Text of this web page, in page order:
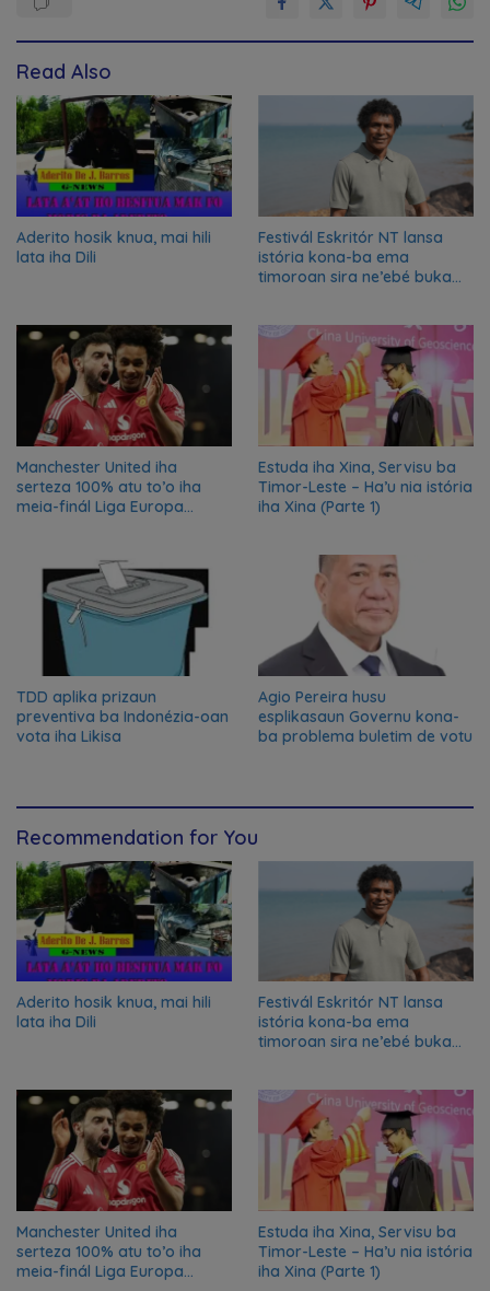
Read Also
Aderito hosik knua, mai hili
lata iha Dili
Festivál Eskritór NT lansa
istória kona-ba ema
timoroan sira ne’ebé buka
Manchester United iha
serteza 100% atu to’o iha
meia-finál Liga Europa
Estuda iha Xina, Servisu ba
Timor-Leste – Ha’u nia istória
iha Xina (Parte 1)
TDD aplika prizaun
preventiva ba Indonézia-oan
vota iha Likisa
Agio Pereira husu
esplikasaun Governu kona-
ba problema buletim de votu
Recommendation for You
Aderito hosik knua, mai hili
lata iha Dili
Festivál Eskritór NT lansa
istória kona-ba ema
timoroan sira ne’ebé buka
Manchester United iha
serteza 100% atu to’o iha
meia-finál Liga Europa
Estuda iha Xina, Servisu ba
Timor-Leste – Ha’u nia istória
iha Xina (Parte 1)